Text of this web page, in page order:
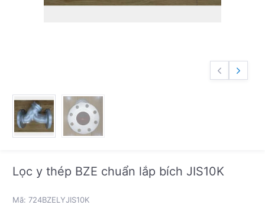
Lọc y thép BZE chuẩn lắp bích JIS10K
Mã: 724BZELYJIS10K